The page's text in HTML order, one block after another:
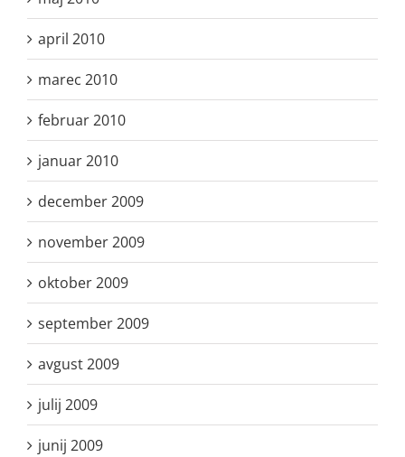
april 2010
marec 2010
februar 2010
januar 2010
december 2009
november 2009
oktober 2009
september 2009
avgust 2009
julij 2009
junij 2009